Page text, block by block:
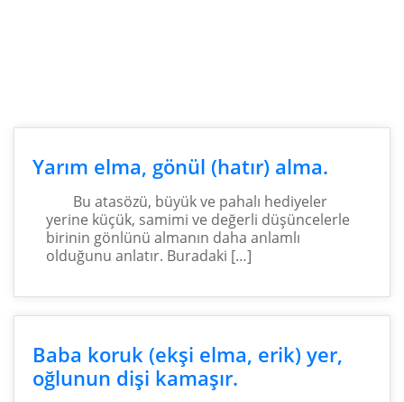
Yarım elma, gönül (hatır) alma.
Bu atasözü, büyük ve pahalı hediyeler
yerine küçük, samimi ve değerli düşüncelerle
birinin gönlünü almanın daha anlamlı
olduğunu anlatır. Buradaki […]
Baba koruk (ekşi elma, erik) yer,
oğlunun dişi kamaşır.